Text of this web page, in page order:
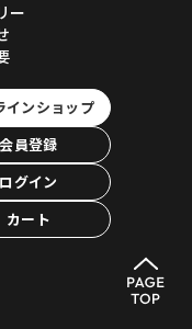
ー
インショップ
会員登録
ログイン
カート